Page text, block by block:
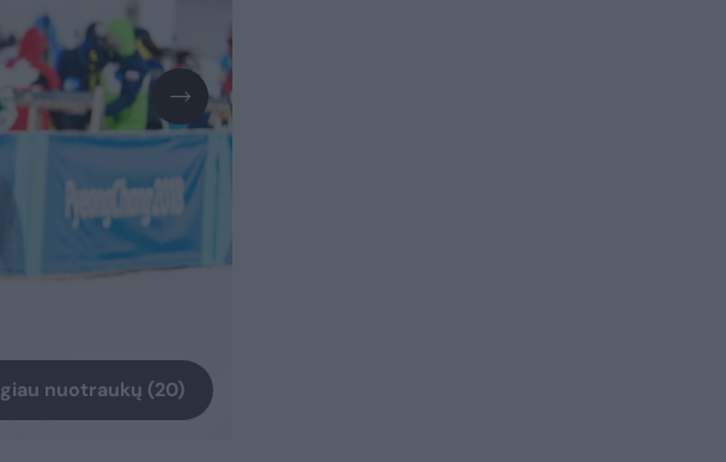
nuotraukų (20)